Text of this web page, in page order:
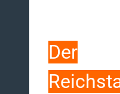
Der